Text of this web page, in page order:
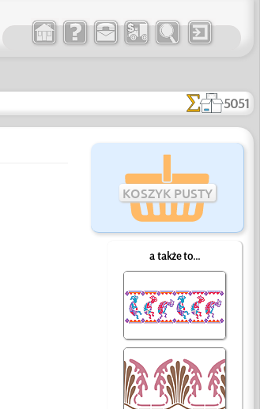
5051
KOSZYK PUSTY
a także to...